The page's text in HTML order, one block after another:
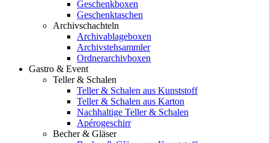
Geschenkboxen
Geschenktaschen
Archivschachteln
Archivablageboxen
Archivstehsammler
Ordnerarchivboxen
Gastro & Event
Teller & Schalen
Teller & Schalen aus Kunststoff
Teller & Schalen aus Karton
Nachhaltige Teller & Schalen
Apérogeschirr
Becher & Gläser